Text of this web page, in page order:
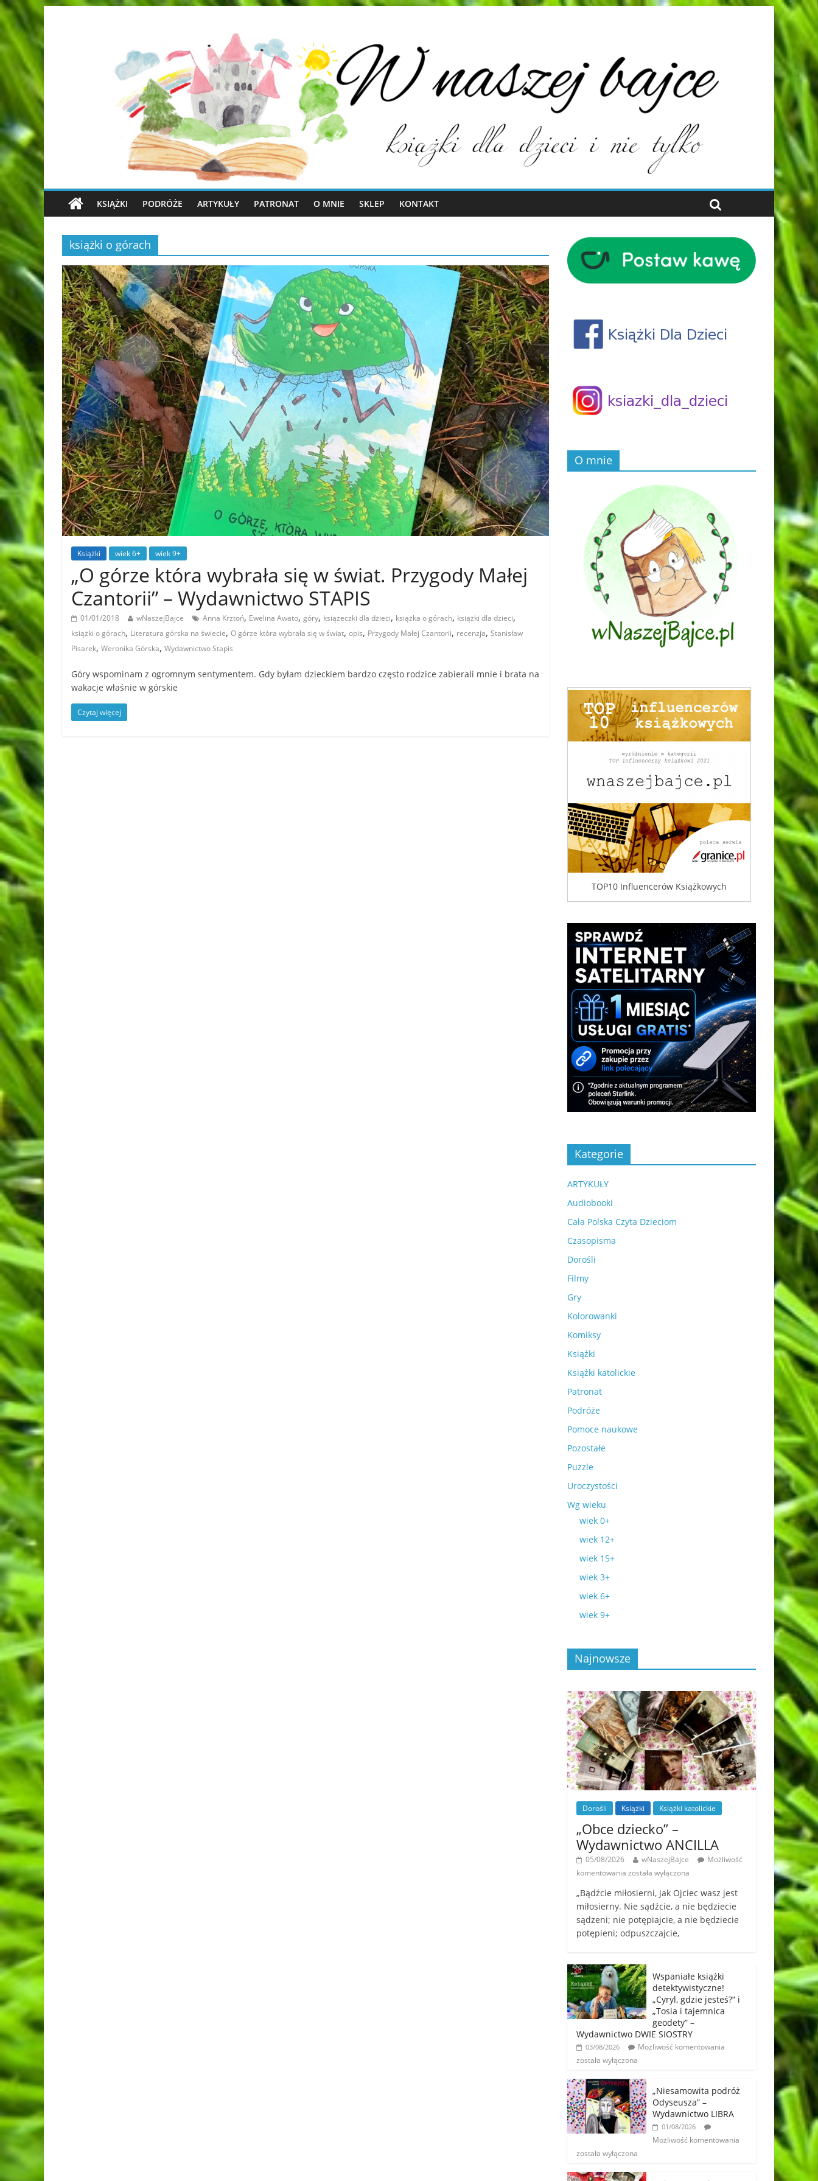
KSIĄŻKI PODRÓŻE ARTYKUŁY PATRONAT O MNIE SKLEP KONTAKT
książki o górach
Książki wiek 6+ wiek 9+
„O górze która wybrała się w świat. Przygody Małej
Czantorii” – Wydawnictwo STAPIS
01/01/2018 wNaszejBajce Anna Krztoń, Ewelina Awato, góry, książeczki dla dzieci, książka o górach, książki dla dzieci,
książki o górach, Literatura górska na świecie, O górze która wybrała się w świat, opis, Przygody Małej Czantorii, recenzja, Stanisław
Pisarek, Weronika Górska, Wydawnictwo Stapis
Góry wspominam z ogromnym sentymentem. Gdy byłam dzieckiem bardzo często rodzice zabierali mnie i brata na
wakacje właśnie w górskie
Czytaj więcej
O mnie
TOP10 Influencerów Książkowych
Kategorie
ARTYKUŁY
Audiobooki
Cała Polska Czyta Dzieciom
Czasopisma
Dorośli
Filmy
Gry
Kolorowanki
Komiksy
Książki
Książki katolickie
Patronat
Podróże
Pomoce naukowe
Pozostałe
Puzzle
Uroczystości
Wg wieku
wiek 0+
wiek 12+
wiek 15+
wiek 3+
wiek 6+
wiek 9+
Najnowsze
Dorośli Książki Książki katolickie
„Obce dziecko” –
Wydawnictwo ANCILLA
05/08/2026 wNaszejBajce
Możliwość
komentowania została wyłączona
„Bądźcie miłosierni, jak Ojciec wasz jest
miłosierny. Nie sądźcie, a nie będziecie
sądzeni; nie potępiajcie, a nie będziecie
potępieni; odpuszczajcie,
Wspaniałe książki
detektywistyczne!
„Cyryl, gdzie jesteś?” i
„Tosia i tajemnica
geodety” –
Wydawnictwo DWIE SIOSTRY
03/08/2026
Możliwość komentowania
została wyłączona
„Niesamowita podróż
Odyseusza” –
Wydawnictwo LIBRA
01/08/2026
Możliwość komentowania
została wyłączona